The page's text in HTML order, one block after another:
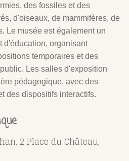
des fossiles et des
d'oiseaux, de mammifères, de
Le musée est également un
d'éducation, organisant
temporaires et des
Les salles d'exposition
pédagogique, avec des
des dispositifs interactifs.
2 Place du Château,